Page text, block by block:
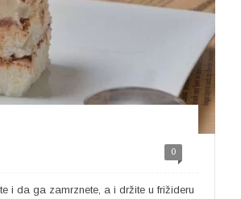
0
i da ga zamrznete, a i držite u frižideru